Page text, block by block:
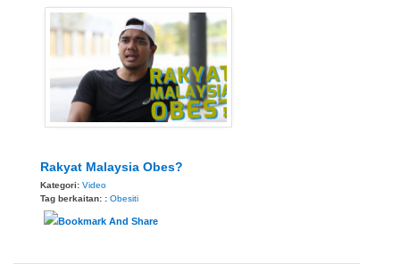
Rakyat Malaysia Obes?
Kategori: Video
Tag berkaitan: : Obesiti